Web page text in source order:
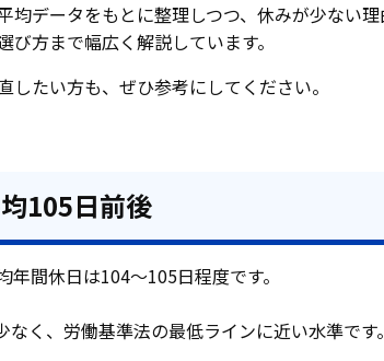
均データをもとに整理しつつ、休みが少ない
方まで幅広く解説しています。
たい方も、ぜひ参考にしてください。
105日前後
間休日は104〜105日程度です。
く、労働基準法の最低ラインに近い水準です